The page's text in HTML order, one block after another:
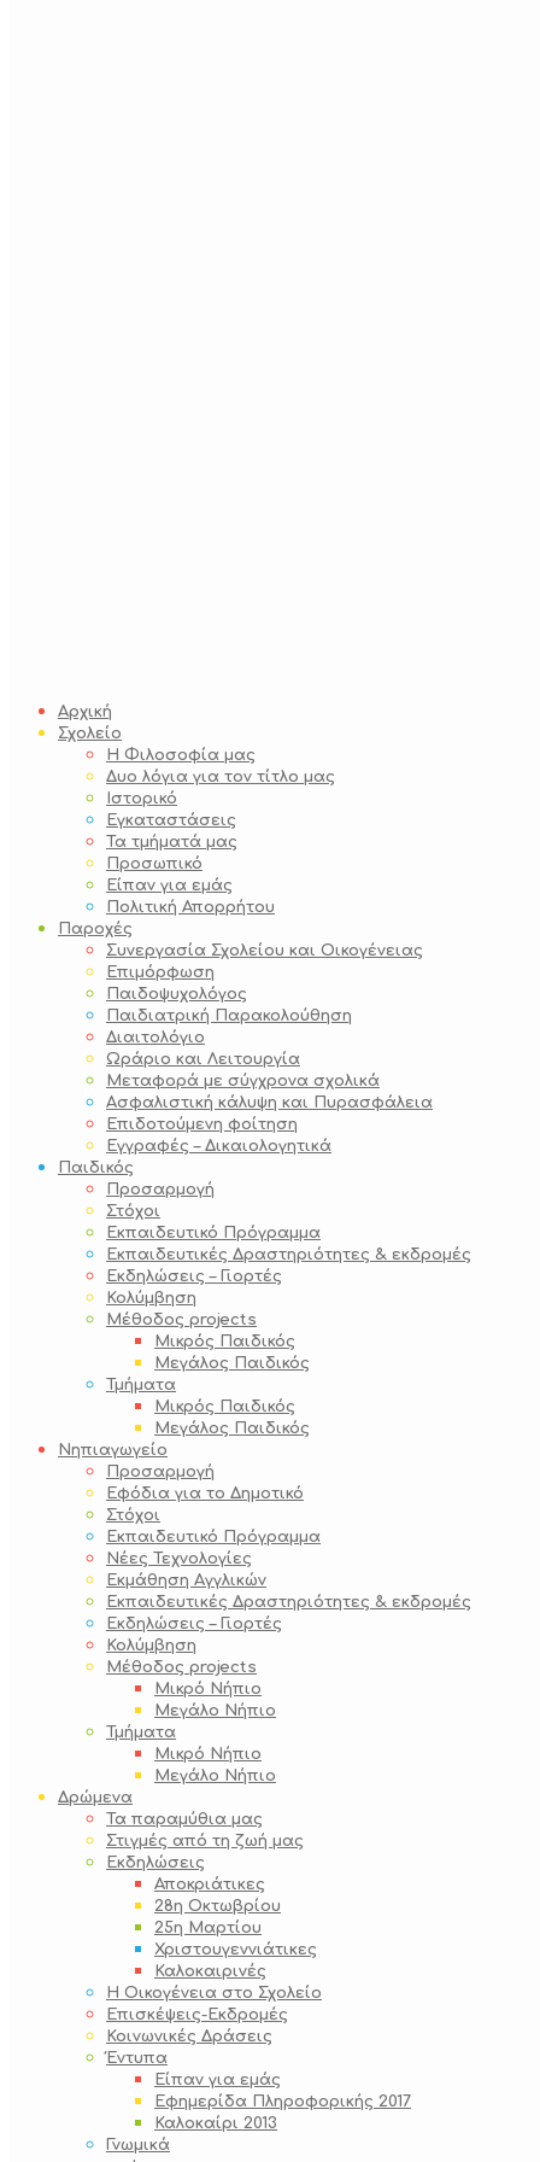
Αρχική
Σχολείο
Η Φιλοσοφία μας
Δυο λόγια για τον τίτλο μας
Ιστορικό
Εγκαταστάσεις
Τα τμήματά μας
Προσωπικό
Είπαν για εμάς
Πολιτική Απορρήτου
Παροχές
Συνεργασία Σχολείου και Οικογένειας
Επιμόρφωση
Παιδοψυχολόγος
Παιδιατρική Παρακολούθηση
Διαιτολόγιο
Ωράριο και Λειτουργία
Μεταφορά με σύγχρονα σχολικά
Ασφαλιστική κάλυψη και Πυρασφάλεια
Επιδοτούμενη φοίτηση
Εγγραφές – Δικαιολογητικά
Παιδικός
Προσαρμογή
Στόχοι
Εκπαιδευτικό Πρόγραμμα
Εκπαιδευτικές Δραστηριότητες & εκδρομές
Εκδηλώσεις – Γιορτές
Κολύμβηση
Μέθοδος projects
Μικρός Παιδικός
Μεγάλος Παιδικός
Τμήματα
Μικρός Παιδικός
Μεγάλος Παιδικός
Νηπιαγωγείο
Προσαρμογή
Εφόδια για το Δημοτικό
Στόχοι
Εκπαιδευτικό Πρόγραμμα
Νέες Τεχνολογίες
Εκμάθηση Αγγλικών
Εκπαιδευτικές Δραστηριότητες & εκδρομές
Εκδηλώσεις – Γιορτές
Κολύμβηση
Μέθοδος projects
Μικρό Νήπιο
Μεγάλο Νήπιο
Τμήματα
Μικρό Νήπιο
Μεγάλο Νήπιο
Δρώμενα
Τα παραμύθια μας
Στιγμές από τη ζωή μας
Εκδηλώσεις
Αποκριάτικες
28η Οκτωβρίου
25η Μαρτίου
Χριστουγεννιάτικες
Καλοκαιρινές
Η Οικογένεια στο Σχολείο
Επισκέψεις-Εκδρομές
Κοινωνικές Δράσεις
Έντυπα
Είπαν για εμάς
Εφημερίδα Πληροφορικής 2017
Καλοκαίρι 2013
Γνωμικά